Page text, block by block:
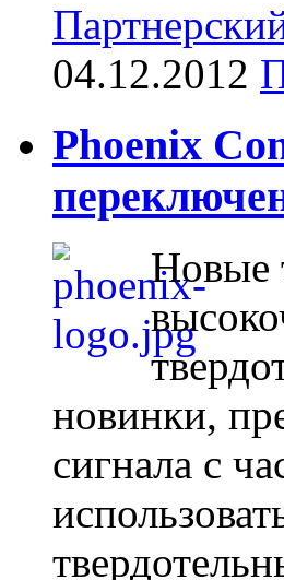
04.12.2012
Phoenix
Новые
новинки,
сигнала с